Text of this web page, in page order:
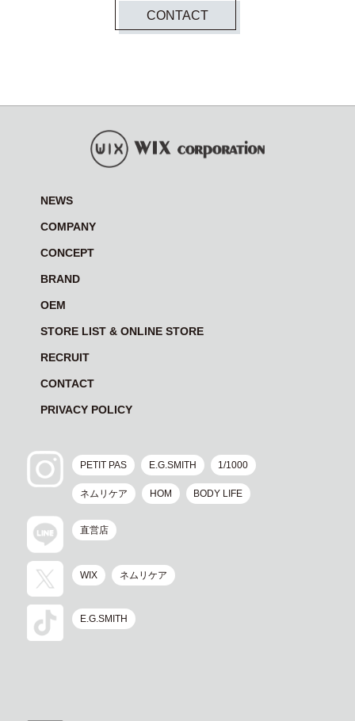
CONTACT
NEWS
COMPANY
CONCEPT
BRAND
OEM
STORE LIST & ONLINE STORE
RECRUIT
CONTACT
PRIVACY POLICY
PETIT PAS E.G.SMITH 1/1000
ネムリケア HOM BODY LIFE
直営店
WIX ネムリケア
E.G.SMITH